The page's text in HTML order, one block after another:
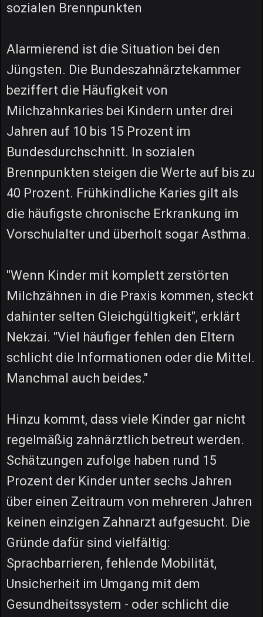
sozialen Brennpunkten
Alarmierend ist die Situation bei den
Jüngsten. Die Bundeszahnärztekammer
beziffert die Häufigkeit von
Milchzahnkaries bei Kindern unter drei
Jahren auf 10 bis 15 Prozent im
Bundesdurchschnitt. In sozialen
Brennpunkten steigen die Werte auf bis zu
40 Prozent. Frühkindliche Karies gilt als
die häufigste chronische Erkrankung im
Vorschulalter und überholt sogar Asthma.
"Wenn Kinder mit komplett zerstörten
Milchzähnen in die Praxis kommen, steckt
dahinter selten Gleichgültigkeit", erklärt
Nekzai. "Viel häufiger fehlen den Eltern
schlicht die Informationen oder die Mittel.
Manchmal auch beides."
Hinzu kommt, dass viele Kinder gar nicht
regelmäßig zahnärztlich betreut werden.
Schätzungen zufolge haben rund 15
Prozent der Kinder unter sechs Jahren
über einen Zeitraum von mehreren Jahren
keinen einzigen Zahnarzt aufgesucht. Die
Gründe dafür sind vielfältig:
Sprachbarrieren, fehlende Mobilität,
Unsicherheit im Umgang mit dem
Gesundheitssystem - oder schlicht die